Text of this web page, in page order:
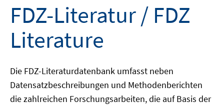
FDZ-Literatur / FDZ
Literature
Die FDZ-Literaturdatenbank umfasst neben
Datensatzbeschreibungen und Methodenberichten
die zahlreichen Forschungsarbeiten, die auf Basis der